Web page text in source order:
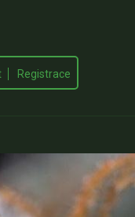
Registrace